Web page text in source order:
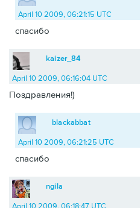
April 10 2009, 06:21:15 UTC
спасибо
kaizer_84
April 10 2009, 06:16:04 UTC
Поздравления!)
blackabbat
April 10 2009, 06:21:25 UTC
спасибо
ngila
April 10 2009, 06:18:47 UTC